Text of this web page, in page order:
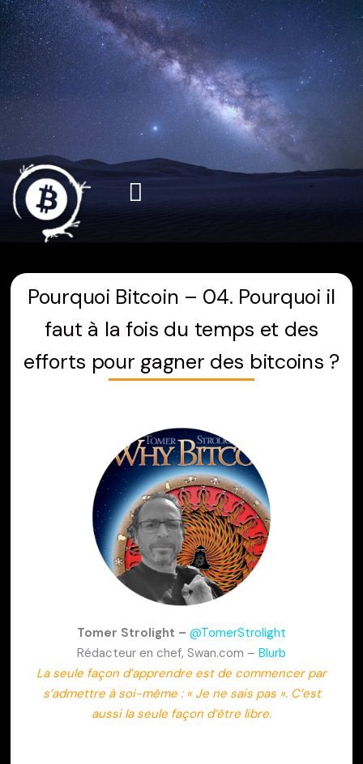
Aller
au
contenu
Pourquoi Bitcoin – 04. Pourquoi il
faut à la fois du temps et des
efforts pour gagner des bitcoins ?
Tomer Strolight – @TomerStrolight
Rédacteur en chef, Swan.com – Blurb
La seule façon d’apprendre est de commencer par
s’admettre à soi-même : « Je ne sais pas ». C’est
aussi la seule façon d’être libre.